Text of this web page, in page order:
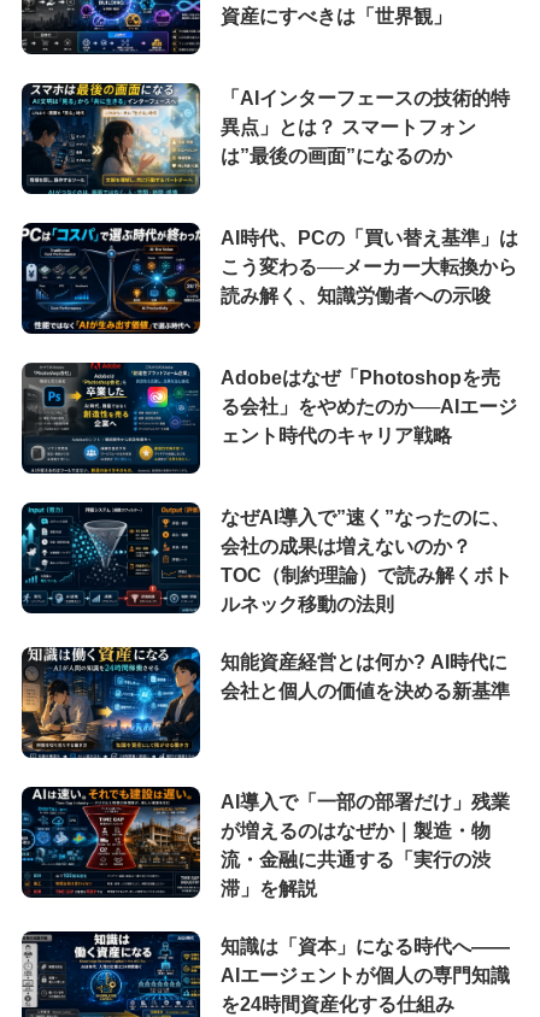
資産にすべきは「世界観」
「AIインターフェースの技術的特
異点」とは？ スマートフォン
は”最後の画面”になるのか
AI時代、PCの「買い替え基準」は
こう変わる──メーカー大転換から
読み解く、知識労働者への示唆
Adobeはなぜ「Photoshopを売
る会社」をやめたのか──AIエージ
ェント時代のキャリア戦略
なぜAI導入で”速く”なったのに、
会社の成果は増えないのか？
TOC（制約理論）で読み解くボト
ルネック移動の法則
知能資産経営とは何か? AI時代に
会社と個人の価値を決める新基準
AI導入で「一部の部署だけ」残業
が増えるのはなぜか｜製造・物
流・金融に共通する「実行の渋
滞」を解説
知識は「資本」になる時代へ——
AIエージェントが個人の専門知識
を24時間資産化する仕組み